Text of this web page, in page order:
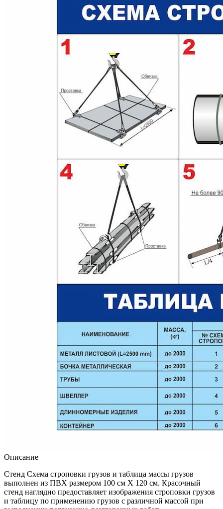
Описание
Стенд Схема строповки грузов и таблица массы грузов
выполнен из ПВХ размером 100 см Х 120 см. Красочный
стенд наглядно предоставляет изображения строповки грузов
и таблицу по применению грузов с различной массой при